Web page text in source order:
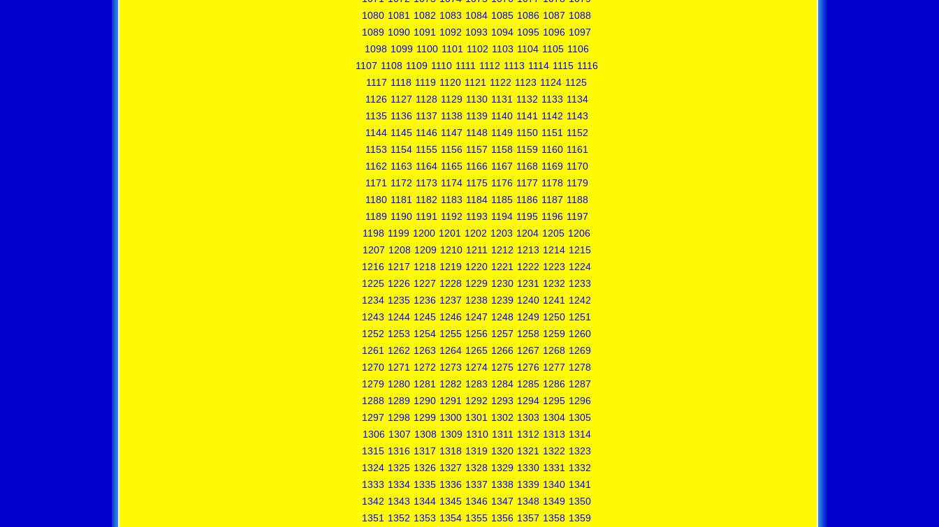
1080 1081 1082 1083 1084 1085 1086 1087 1088
1089 1090 1091 1092 1093 1094 1095 1096 1097
1098 1099 1100 1101 1102 1103 1104 1105 1106
1107 1108 1109 1110 1111 1112 1113 1114 1115 1116
1117 1118 1119 1120 1121 1122 1123 1124 1125
1126 1127 1128 1129 1130 1131 1132 1133 1134
1135 1136 1137 1138 1139 1140 1141 1142 1143
1144 1145 1146 1147 1148 1149 1150 1151 1152
1153 1154 1155 1156 1157 1158 1159 1160 1161
1162 1163 1164 1165 1166 1167 1168 1169 1170
1171 1172 1173 1174 1175 1176 1177 1178 1179
1180 1181 1182 1183 1184 1185 1186 1187 1188
1189 1190 1191 1192 1193 1194 1195 1196 1197
1198 1199 1200 1201 1202 1203 1204 1205 1206
1207 1208 1209 1210 1211 1212 1213 1214 1215
1216 1217 1218 1219 1220 1221 1222 1223 1224
1225 1226 1227 1228 1229 1230 1231 1232 1233
1234 1235 1236 1237 1238 1239 1240 1241 1242
1243 1244 1245 1246 1247 1248 1249 1250 1251
1252 1253 1254 1255 1256 1257 1258 1259 1260
1261 1262 1263 1264 1265 1266 1267 1268 1269
1270 1271 1272 1273 1274 1275 1276 1277 1278
1279 1280 1281 1282 1283 1284 1285 1286 1287
1288 1289 1290 1291 1292 1293 1294 1295 1296
1297 1298 1299 1300 1301 1302 1303 1304 1305
1306 1307 1308 1309 1310 1311 1312 1313 1314
1315 1316 1317 1318 1319 1320 1321 1322 1323
1324 1325 1326 1327 1328 1329 1330 1331 1332
1333 1334 1335 1336 1337 1338 1339 1340 1341
1342 1343 1344 1345 1346 1347 1348 1349 1350
1351 1352 1353 1354 1355 1356 1357 1358 1359